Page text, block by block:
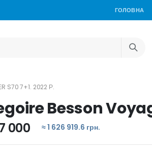
ГОЛОВНА
S70 7+1. 2022 Р.
Besson
000 ≈ 1 626 919.6 грн.